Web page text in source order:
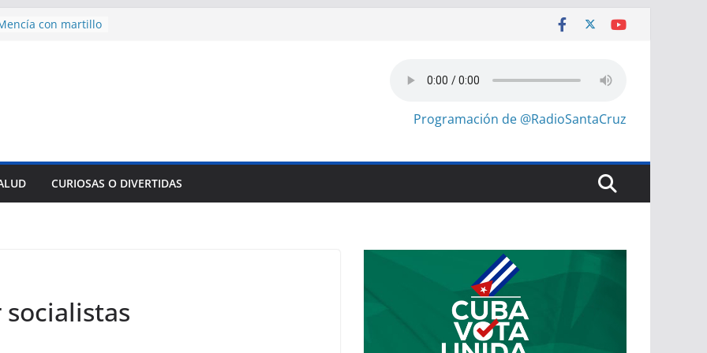
con martillo
contra Irán le
en su propio
de Derechos
Cuba
para importar
Programación de @RadioSantaCruz
CURIOSAS O DIVERTIDAS
socialistas